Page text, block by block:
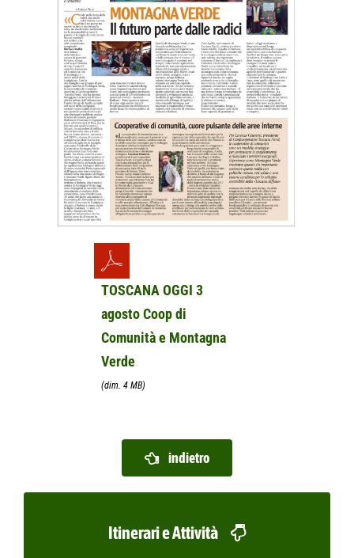
Visita in 3D
Ristorante
Bioparco
Azienda agricola
Informazioni
TOSCANA OGGI 3
agosto Coop di
Comunità e Montagna
Verde
(dim. 4 MB)
indietro
Itinerari e Attività